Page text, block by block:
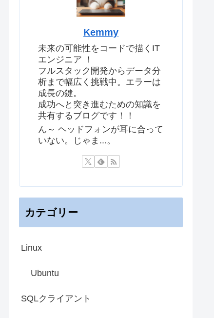
Kemmy
未来の可能性をコードで描くIT
エンジニア ！
フルスタック開発からデータ分
析まで幅広く挑戦中。エラーは
成長の鍵。
成功へと突き進むための知識を
共有するブログです！！
ん～ ヘッドフォンが耳に合って
いない。じゃま...。
カテゴリー
Linux
Ubuntu
SQLクライアント